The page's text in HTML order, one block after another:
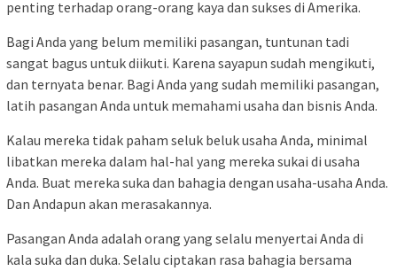
penting terhadap orang-orang kaya dan sukses di Amerika.
Bagi Anda yang belum memiliki pasangan, tuntunan tadi
sangat bagus untuk diikuti. Karena sayapun sudah mengikuti,
dan ternyata benar. Bagi Anda yang sudah memiliki pasangan,
latih pasangan Anda untuk memahami usaha dan bisnis Anda.
Kalau mereka tidak paham seluk beluk usaha Anda, minimal
libatkan mereka dalam hal-hal yang mereka sukai di usaha
Anda. Buat mereka suka dan bahagia dengan usaha-usaha Anda.
Dan Andapun akan merasakannya.
Pasangan Anda adalah orang yang selalu menyertai Anda di
kala suka dan duka. Selalu ciptakan rasa bahagia bersama